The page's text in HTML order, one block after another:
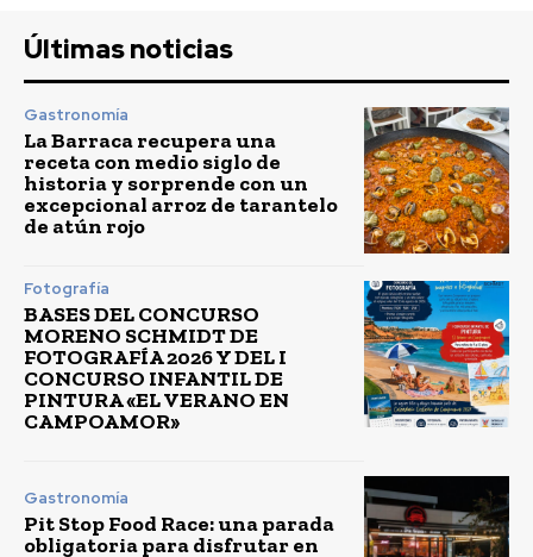
Últimas noticias
Gastronomía
La Barraca recupera una
receta con medio siglo de
historia y sorprende con un
excepcional arroz de tarantelo
de atún rojo
Fotografía
BASES DEL CONCURSO
MORENO SCHMIDT DE
FOTOGRAFÍA 2026 Y DEL I
CONCURSO INFANTIL DE
PINTURA «EL VERANO EN
CAMPOAMOR»
Gastronomía
Pit Stop Food Race: una parada
obligatoria para disfrutar en